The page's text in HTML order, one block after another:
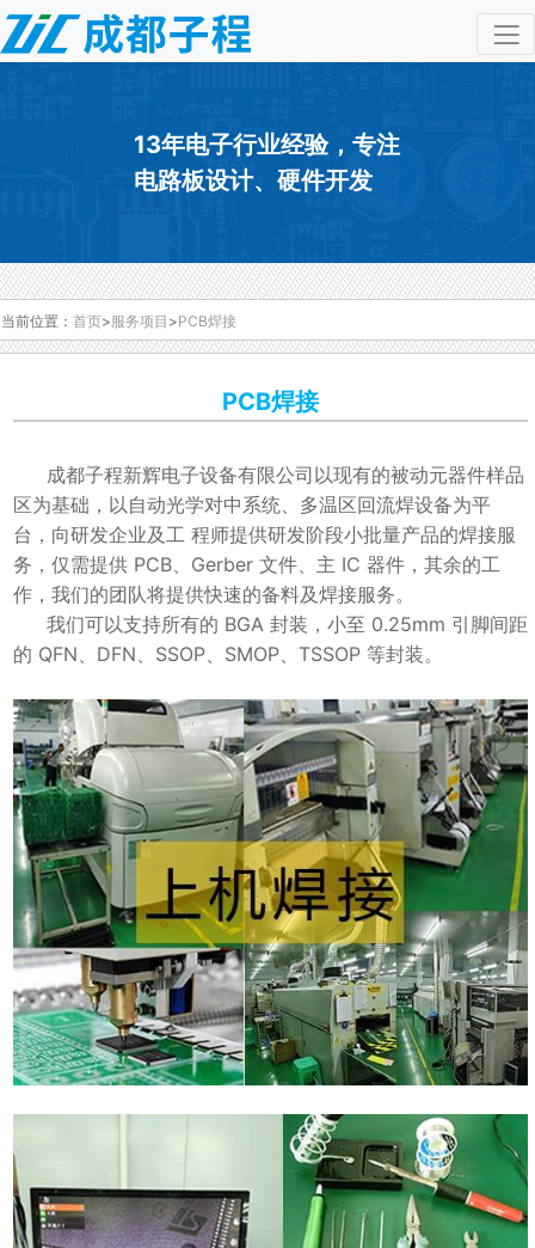
13年电子行业经验，专注
电路板设计、硬件开发
当前位置： 首页>服务项目 >PCB焊接
PCB焊接
成都子程新辉电子设备有限公司以现有的被动元器件样品
区为基础，以自动光学对中系统、多温区回流焊设备为平
台，向研发企业及工 程师提供研发阶段小批量产品的焊接服
务，仅需提供 PCB、Gerber 文件、主 IC 器件，其余的工
作，我们的团队将提供快速的备料及焊接服务。
我们可以支持所有的 BGA 封装，小至 0.25mm 引脚间距
的 QFN、DFN、SSOP、SMOP、TSSOP 等封装。